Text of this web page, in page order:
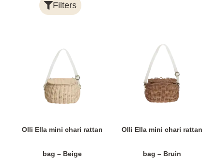
Filters
Olli Ella mini chari rattan
bag – Beige
Olli Ella mini chari rattan
bag – Bruin